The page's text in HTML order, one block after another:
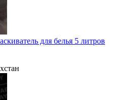
для белья 5 литров